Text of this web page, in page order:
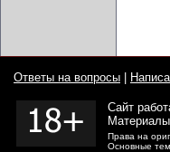
Ответы на вопросы
Сайт
Права на
Основные